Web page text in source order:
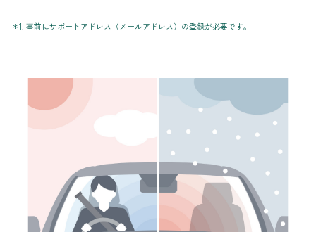
＊1. 事前にサポートアドレス（メールアドレス）の登録が必要です。